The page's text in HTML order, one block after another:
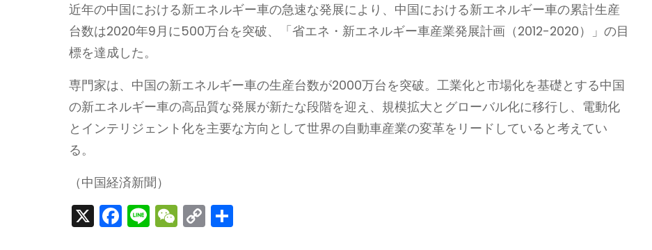
近年の中国における新エネルギー車の急速な発展により、中国における新エネルギー車の累計生産
台数は2020年9月に500万台を突破、「省エネ・新エネルギー車産業発展計画（2012-2020）」の目
標を達成した。
専門家は、中国の新エネルギー車の生産台数が2000万台を突破。工業化と市場化を基礎とする中国
の新エネルギー車の高品質な発展が新たな段階を迎え、規模拡大とグローバル化に移行し、電動化
とインテリジェント化を主要な方向として世界の自動車産業の変革をリードしていると考えてい
る。
（中国経済新聞）
X F
a
Li
n
W
e
C
o